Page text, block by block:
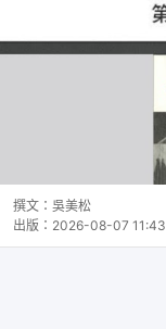
撰文： 吳美松
出版： 2026-08-07 11:43